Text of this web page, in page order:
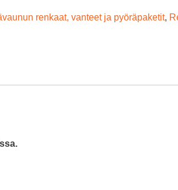
renkaat, vanteet ja pyöräpaketit,